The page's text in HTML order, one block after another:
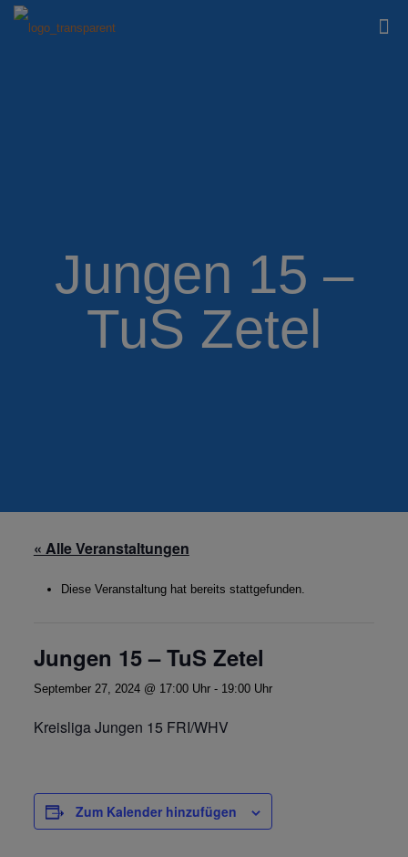
Jungen 15 –
TuS Zetel
« Alle Veranstaltungen
Diese Veranstaltung hat bereits stattgefunden.
Jungen 15 – TuS Zetel
September 27, 2024 @ 17:00 Uhr- 19:00 Uhr
Kreisliga Jungen 15 FRI/WHV
Zum Kalender hinzufügen